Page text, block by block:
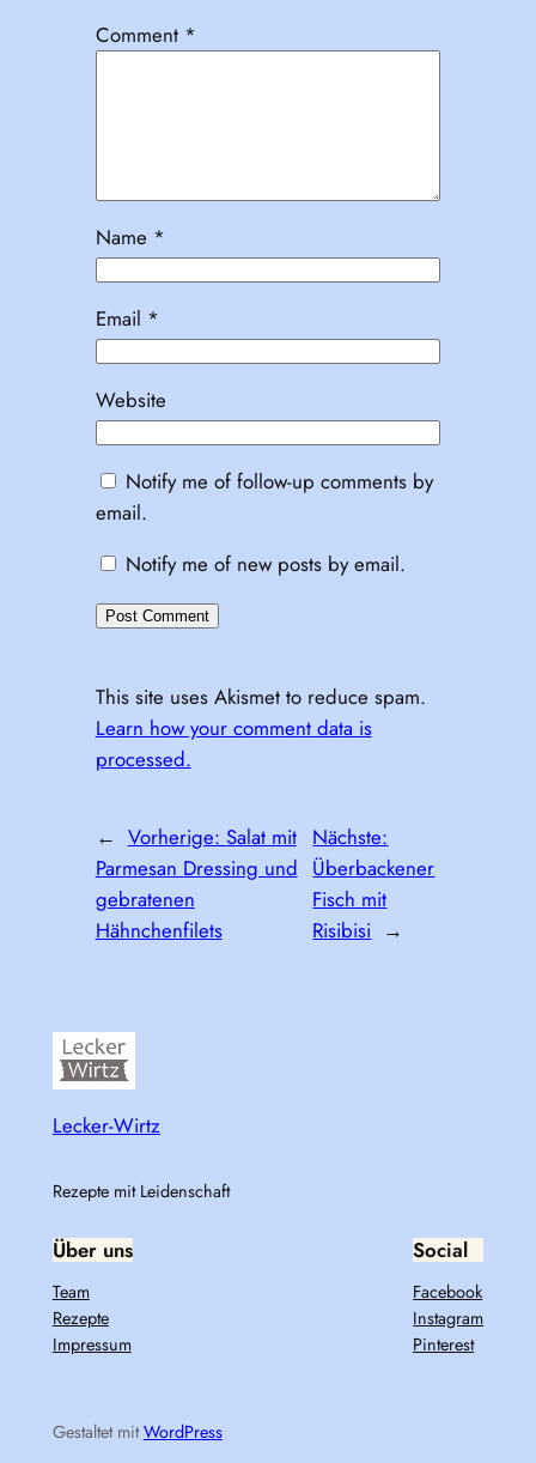
Comment *
Name *
Email *
Website
Notify me of follow-up comments by
email.
Notify me of new posts by email.
This site uses Akismet to reduce spam.
Learn how your comment data is
processed.
← Vorherige: Salat mit
Parmesan Dressing und
gebratenen
Hähnchenfilets
Nächste:
Überbackener
Fisch mit
Risibisi →
Lecker-Wirtz
Rezepte mit Leidenschaft
Über uns
Team
Rezepte
Impressum
Social
Facebook
Instagram
Pinterest
Gestaltet mitWordPress